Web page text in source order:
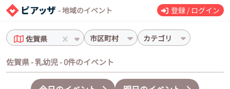
- 地域のイベント 登録 / ログイン
佐賀県 市区町村 カテゴリ
佐賀県 - 乳幼児 - 0件のイベント